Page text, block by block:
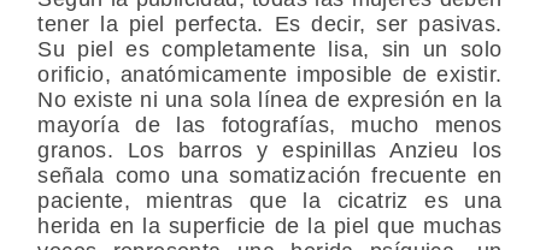
tener la piel perfecta. Es decir, ser pasivas.
Su piel es completamente lisa, sin un solo
orificio, anatómicamente imposible de existir.
No existe ni una sola línea de expresión en la
mayoría de las fotografías, mucho menos
granos. Los barros y espinillas Anzieu los
señala como una somatización frecuente en
paciente, mientras que la cicatriz es una
herida en la superficie de la piel que muchas